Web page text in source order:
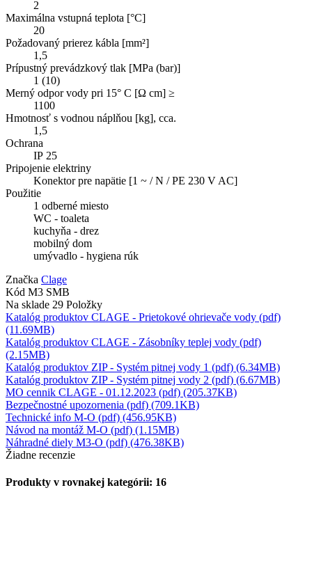
2
Maximálna vstupná teplota [°C]
20
Požadovaný prierez kábla [mm²]
1,5
Prípustný prevádzkový tlak [MPa (bar)]
1 (10)
Merný odpor vody pri 15° C [Ω cm] ≥
1100
Hmotnosť s vodnou náplňou [kg], cca.
1,5
Ochrana
IP 25
Pripojenie elektriny
Konektor pre napätie [1 ~ / N / PE 230 V AC]
Použitie
1 odberné miesto
WC - toaleta
kuchyňa - drez
mobilný dom
umývadlo - hygiena rúk
Značka Clage
Kód M3 SMB
Na sklade 29 Položky
Katalóg produktov CLAGE - Prietokové ohrievače vody (pdf)
(11.69MB)
Katalóg produktov CLAGE - Zásobníky teplej vody (pdf)
(2.15MB)
Katalóg produktov ZIP - Systém pitnej vody 1 (pdf) (6.34MB)
Katalóg produktov ZIP - Systém pitnej vody 2 (pdf) (6.67MB)
MO cennik CLAGE - 01.12.2023 (pdf) (205.37KB)
Bezpečnostné upozornenia (pdf) (709.1KB)
Technické info M-O (pdf) (456.95KB)
Návod na montáž M-O (pdf) (1.15MB)
Náhradné diely M3-O (pdf) (476.38KB)
Žiadne recenzie
Produkty v rovnakej kategórii: 16